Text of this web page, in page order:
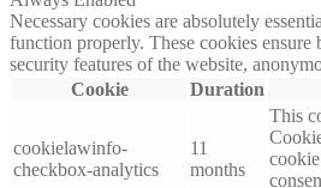
Necessary cookies are absolutely
function properly. These cookies ensure
security features of the website,
Cookie
Duration
cookielawinfo-
checkbox-analytics
11
months
This